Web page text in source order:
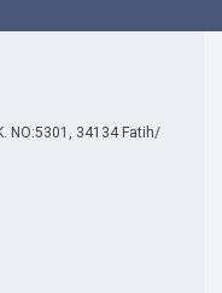
NO:5301, 34134 Fatih/